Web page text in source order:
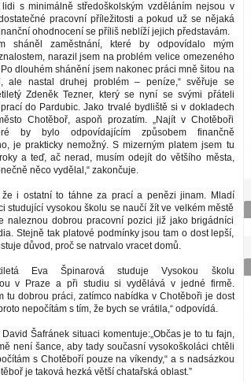
lidi s minimálně středoškolským vzděláním nejsou v
pracovní příležitosti a pokud už se nějaká
ohodnocení se příliš neblíží jejich představám.
sháněl zaměstnání, které by odpovídalo mým
narazil jsem na problém velice omezeného
dlouhém shánění jsem nakonec práci mně šitou na
ale nastal druhej problém – peníze,“ svěřuje se
Zdeněk Tezner, který se nyní se svými přáteli
do Pardubic. Jako trvalé bydliště si v dokladech
Chotěboř, aspoň prozatím. „Najít v Chotěboři
by bylo odpovídajícím způsobem finančně
je prakticky nemožný. S mizerným platem jsem tu
a teď, ač nerad, musím odejít do většího města,
něco vydělal,“ zakončuje.
že i ostatní to táhne za prací a penězi jinam. Mladí
studující vysokou školu se naučí žít ve velkém městě
naleznou dobrou pracovní pozici již jako brigádníci
Stejně tak platové podmínky jsou tam o dost lepší,
důvod, proč se natrvalo vracet domů.
Eva Špinarová studuje Vysokou školu
v Praze a při studiu si vydělává v jedné firmě.
tu dobrou práci, zatímco nabídka v Chotěboři je dost
nepočítám s tím, že bych se vrátila,“ odpovídá.
David Šafránek situaci komentuje:„Občas je to tu fajn,
není šance, aby tady současní vysokoškoláci chtěli
s Chotěboří pouze na víkendy,“ a s nadsázkou
je taková hezká větší chatařská oblast.”